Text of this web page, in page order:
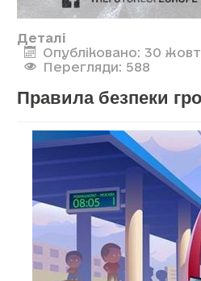
Деталі
Опубліковано: 30
Перегляди: 588
Правила безпеки